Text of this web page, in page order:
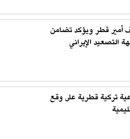
أمير قطر ويؤكد تضامن
التصعيد الإيراني
تركية قطرية على وقع